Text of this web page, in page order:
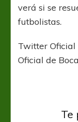
verá si se
futbolistas.
Twitter Oficial
Oficial de
Te
Con